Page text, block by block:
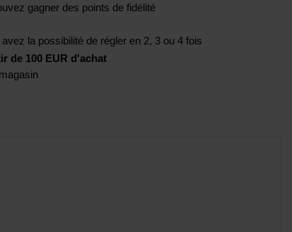
gagner des points de fidélité
la possibilité de régler en 2, 3 ou 4 fois
de 100 EUR d'achat